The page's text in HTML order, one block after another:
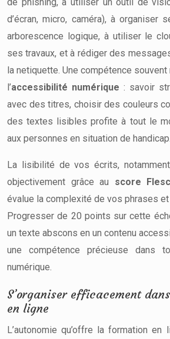
d’écran, micro, caméra), à organiser
arborescence logique, à utiliser le
ses travaux, et à rédiger des
la netiquette. Une compétence
l’accessibilité numérique : savoir
avec des titres, choisir des couleurs
des textes lisibles profite à tout le
aux personnes en situation de handicap.
La lisibilité de vos écrits,
objectivement grâce au score
évalue la complexité de vos phrases
Progresser de 20 points sur cette
un texte abscons en un contenu
une compétence précieuse dans
numérique.
S’organiser efficacement
en ligne
L’autonomie qu’offre la formation